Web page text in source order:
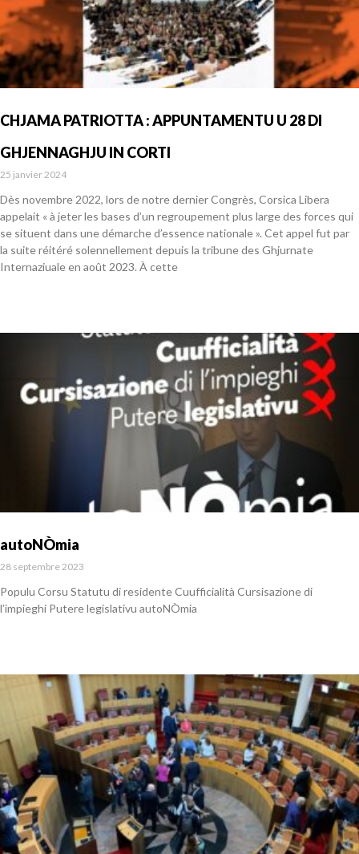
CHJAMA PATRIOTTA : APPUNTAMENTU U 28 DI
GHJENNAGHJU IN CORTI
25 janvier 2024
Dès novembre 2022, lors de notre dernier Congrès, Corsica Libera
appelait « à jeter les bases d’un regroupement plus large des forces qui
se situent dans une démarche d’essence nationale ». Cet appel fut par
la suite réitéré solennellement depuis la tribune des Ghjurnate
Internaziuale en août 2023. À cette
autoNÒmia
28 septembre 2023
Populu Corsu Statutu di residente Cuufficialità Cursisazione di
l’impieghi Putere legislativu autoNÒmia